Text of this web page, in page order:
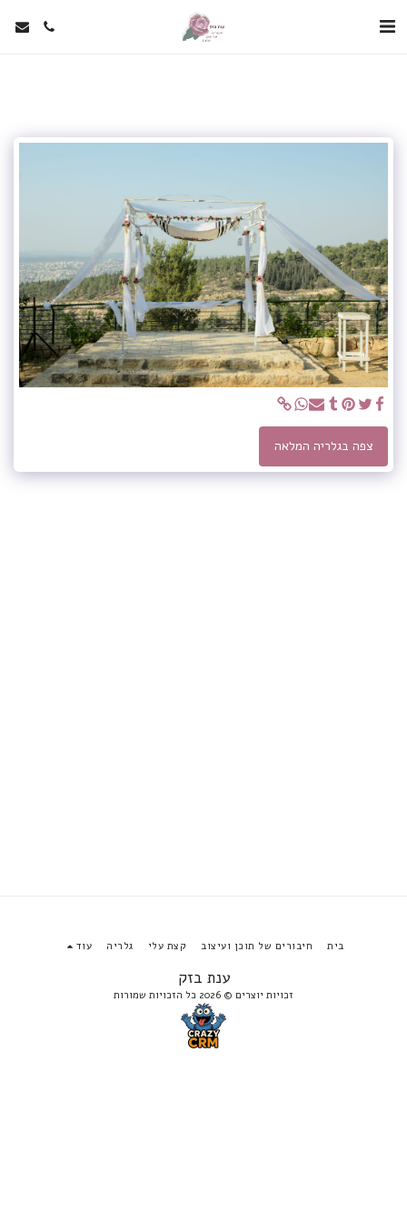
צפה בגלריה המלאה
ענת בזק
זכויות יוצרים © 2026 כל הזכויות שמורות
בית חיבורים של תוכן ועיצוב קצת עלי גלריה עוד